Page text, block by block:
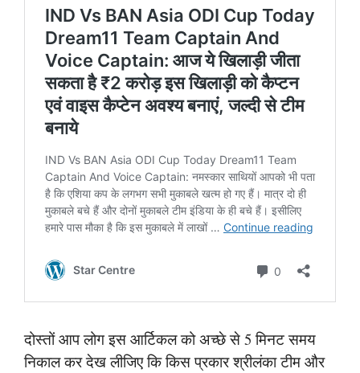
दोस्तों आप लोग इस आर्टिकल को अच्छे से 5 मिनट समय
निकाल कर देख लीजिए कि किस प्रकार श्रीलंका टीम और